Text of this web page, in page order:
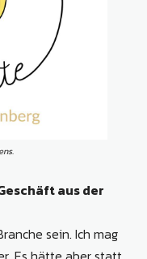
aus der
sein. Ich mag